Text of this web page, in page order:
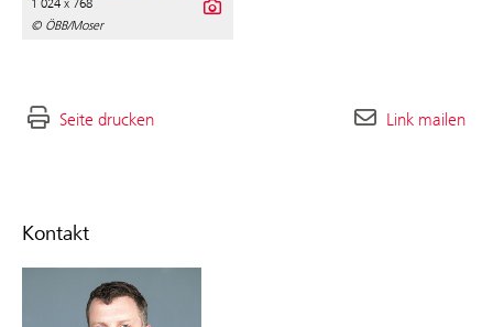
Kontakt
1 024 x 768
© ÖBB/Moser
Seite drucken Link mailen